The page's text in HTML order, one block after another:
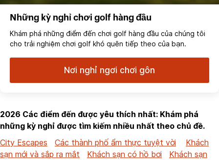
Những kỳ nghỉ chơi golf hàng đầu
Khám phá những điểm đến chơi golf hàng đầu của chúng tôi
cho trải nghiệm chơi golf khó quên tiếp theo của bạn.
Nơi nghỉ ngơi chơi gôn
2026 Các điểm đến được yêu thích nhất: Khám phá
những kỳ nghỉ được tìm kiếm nhiều nhất theo chủ đề.
City Escapes
Các thành phố ẩm thực tuyệt vời
Khách
sạn mới và sắp ra mắt
Khách sạn có hồ bơi
Khách sạn